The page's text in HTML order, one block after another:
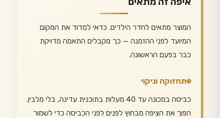
המוצר מתאים לחדר הילדים. כדאי למדוד את המקום
המיועד לפני ההזמנה — כך מקבלים התאמה מדויקת
כבר בפעם הראשונה.
תחזוקה וניקוי
כביסה במכונה עד 40 מעלות בתוכנית עדינה, בלי מלבין.
הפוך את הציפה מבחוץ לפנים לפני הכביסה כדי לשמור